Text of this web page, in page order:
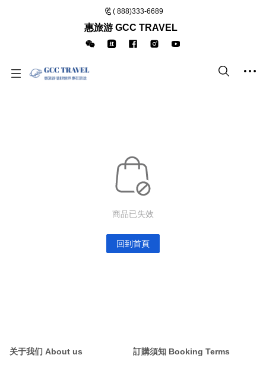
( 888)333-6689
惠旅游 GCC TRAVEL
商品已失效
回到首頁
关于我们 About us 訂購須知 Booking Terms